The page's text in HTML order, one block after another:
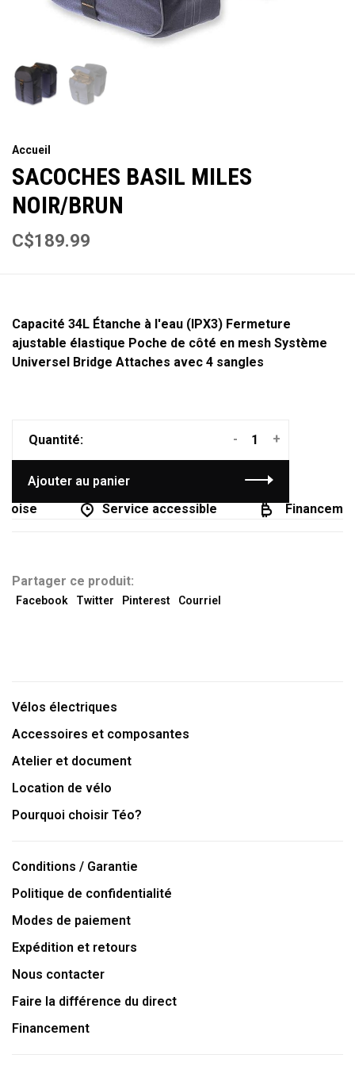
Accueil
SACOCHES BASIL MILES
NOIR/BRUN
C$189.99
Capacité 34L Étanche à l'eau (IPX3) Fermeture
ajustable élastique Poche de côté en mesh Système
Universel Bridge Attaches avec 4 sangles
Quantité: +
-
Ajouter au panier
Service accessible
Partager ce produit:
Facebook Twitter Pinterest Courriel
Vélos électriques
Accessoires et composantes
Atelier et document
Location de vélo
Pourquoi choisir Téo?
Conditions / Garantie
Politique de confidentialité
Modes de paiement
Expédition et retours
Nous contacter
Faire la différence du direct
Financement